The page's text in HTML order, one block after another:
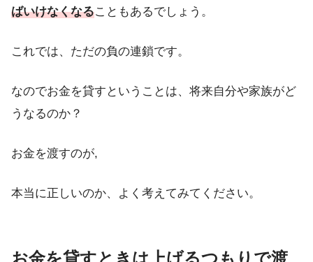
ばいけなくなることもあるでしょう。
これでは、ただの負の連鎖です。
なのでお金を貸すということは、将来自分や家族がど
うなるのか？
お金を渡すのが,
本当に正しいのか、よく考えてみてください。